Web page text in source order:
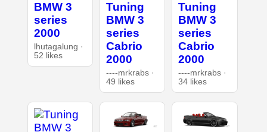
BMW 3
series
2000
lhutagalung ·
52 likes
Tuning
BMW 3
series
Cabrio
2000
----mrkrabs ·
49 likes
Tuning
BMW 3
series
Cabrio
2000
----mrkrabs ·
34 likes